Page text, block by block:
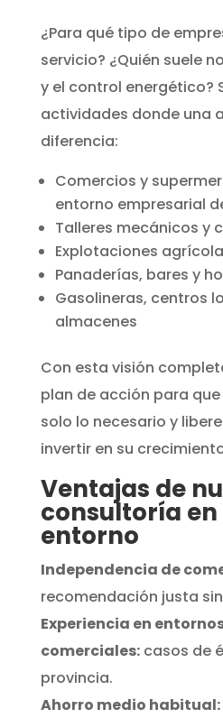
¿Para qué tipo de
servicio? ¿Quién suele
y el control energético?
actividades donde una
diferencia:
Comercios y
entorno empresarial
Talleres mecánicos y
Explotaciones
Panaderías, bares y
Gasolineras, centros
almacenes
Con esta visión
plan de acción para
solo lo necesario y
invertir en su
Ventajas de
consultoría
entorno
Independencia de
recomendación justa
Experiencia en
comerciales:casos de
provincia.
Ahorro medio habitual: